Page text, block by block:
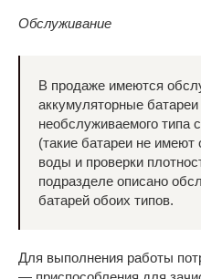
Обслуживание
В продаже имеются
аккумуляторные
необслуживаемого типа
(такие батареи не имеют
воды и проверки
подразделе описано
батарей обоих типов.
Для выполнения работы